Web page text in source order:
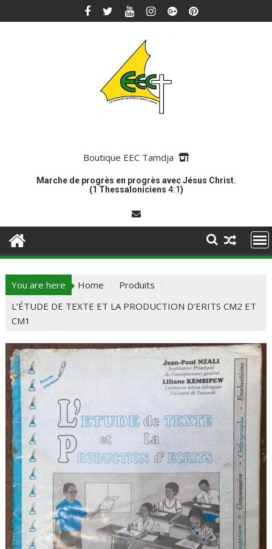
to
Boutique EEC Tamdja
Marche de progrès en progrès avec Jésus Christ.
(1 Thessaloniciens 4:1)
You are here Home
Produits
L’ÉTUDE DE TEXTE ET LA PRODUCTION D’ERITS CM2 ET
CM1